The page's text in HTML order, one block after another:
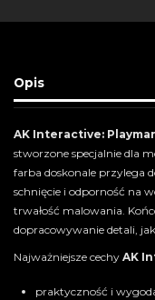
Opis
AK Interactive:
stworzone specjalnie dla
farba doskonale przylega
schnięcie i odporność na
trwałość malowania.
dopracowywanie detali,
Najważniejsze cechy AK
praktyczność i